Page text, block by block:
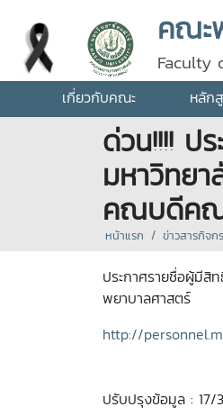
คณะ
Faculty
เกี่ยวกับคณะ หลัก
ด่วน!!!! ป
มหาวิทย
คณบดีคณ
หน้าแรก ข่าวสารกิจก
ประกาศรายชื่อผู้มีสิ
พยาบาลศาสตร์
http://
ปรับปรุงข้อมูล : 17/